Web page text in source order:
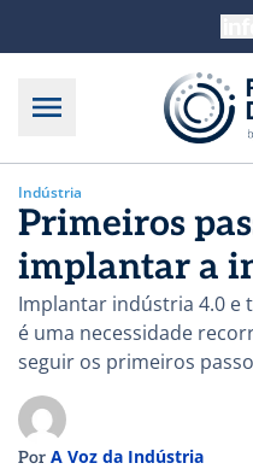
Indústria
Primeiros
implantar a
Implantar indústria 4.0 e
é uma necessidade
seguir os primeiros
Por A Voz da Indústria